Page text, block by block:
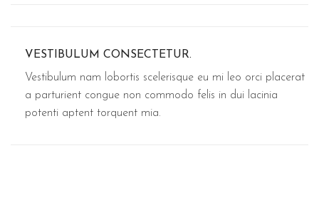
VESTIBULUM CONSECTETUR.
Vestibulum nam lobortis scelerisque eu mi leo orci placerat
a parturient congue non commodo felis in dui lacinia
potenti aptent torquent mia.